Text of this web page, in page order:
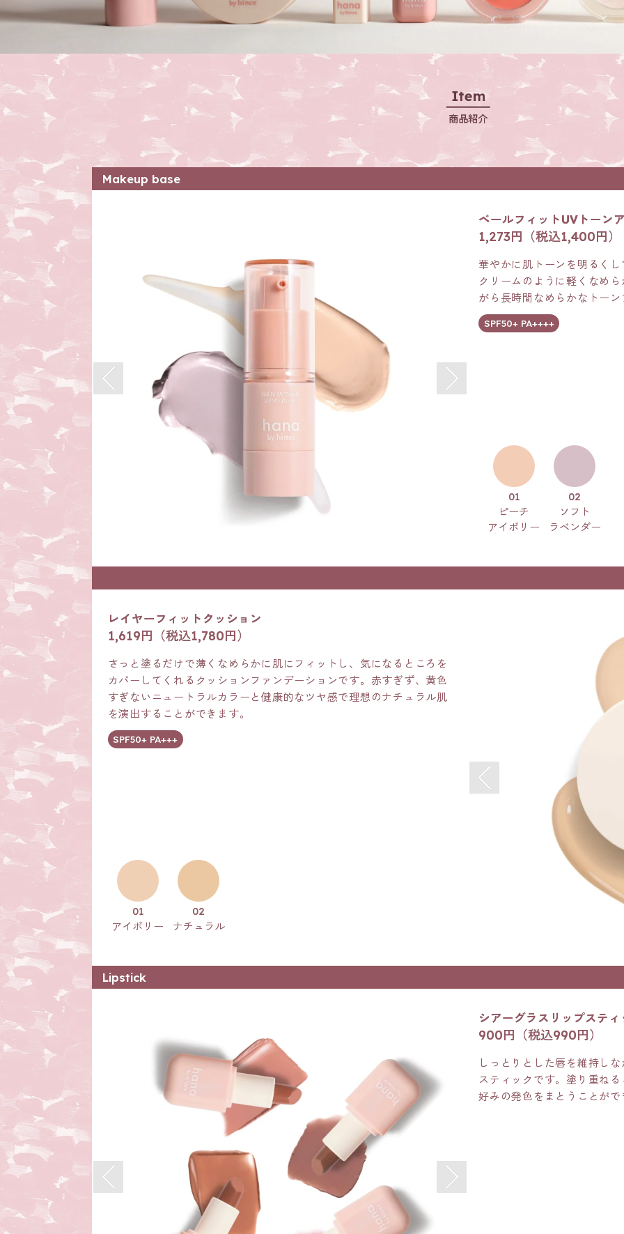
Item
商品紹介
Makeup base
01
ピーチ
アイボリー
02
ソフト
ラベンダー
ベールフィットUVトーン
1,273円（税込1,400円）
華やかに肌トーンを明るく
クリームのように軽くなめ
がら長時間なめらかなトー
SPF50+ PA++++
01
アイボリー
02
ナチュラル
レイヤーフィットクッション
1,619円（税込1,780円）
さっと塗るだけで薄くなめらかに肌にフィットし、気になるところを
カバーしてくれるクッションファンデーションです。赤すぎず、黄色
すぎないニュートラルカラーと健康的なツヤ感で理想のナチュラル肌
を演出することができます。
SPF50+ PA+++
Lipstick
シアーグラスリップスティ
900円（税込990円）
しっとりとした唇を維持し
スティックです。塗り重ね
好みの発色をまとうことが